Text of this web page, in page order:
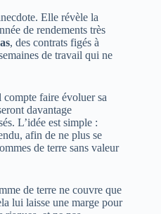
Elle révèle la
de rendements très
, des contrats figés à
de travail qui ne
faire évoluer sa
davantage
L’idée est simple :
afin de ne plus se
de terre sans valeur
de terre ne couvre que
lui laisse une marge pour